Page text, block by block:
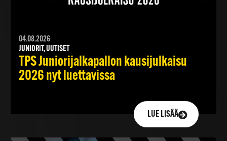
04.08.2026
JUNIORIT, UUTISET
TPS Juniorijalkapallon kausijulkaisu
2026 nyt luettavissa
LUE LISÄÄ